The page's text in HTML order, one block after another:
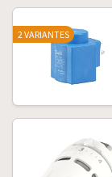
2 VARIANTES